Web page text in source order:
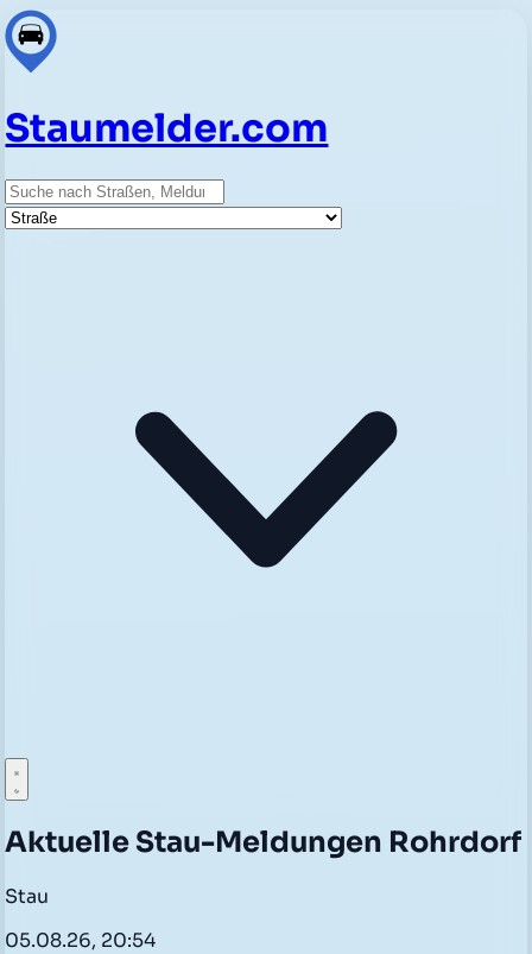
Staumelder.com
Suche
Straße
Aktuelle Stau-Meldungen Rohrdorf
Stau
05.08.26, 20:54